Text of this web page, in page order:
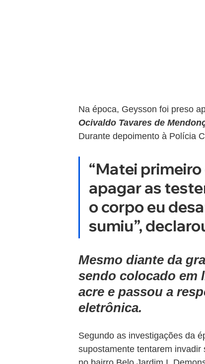
Na época, Geysson foi preso
Ocivaldo Tavares de
Durante depoimento à Polícia
“Matei
apagar as
o corpo eu
sumiu”,
Mesmo diante da
sendo colocado em
acre e passou a
eletrônica.
Segundo as investigações da
supostamente tentarem